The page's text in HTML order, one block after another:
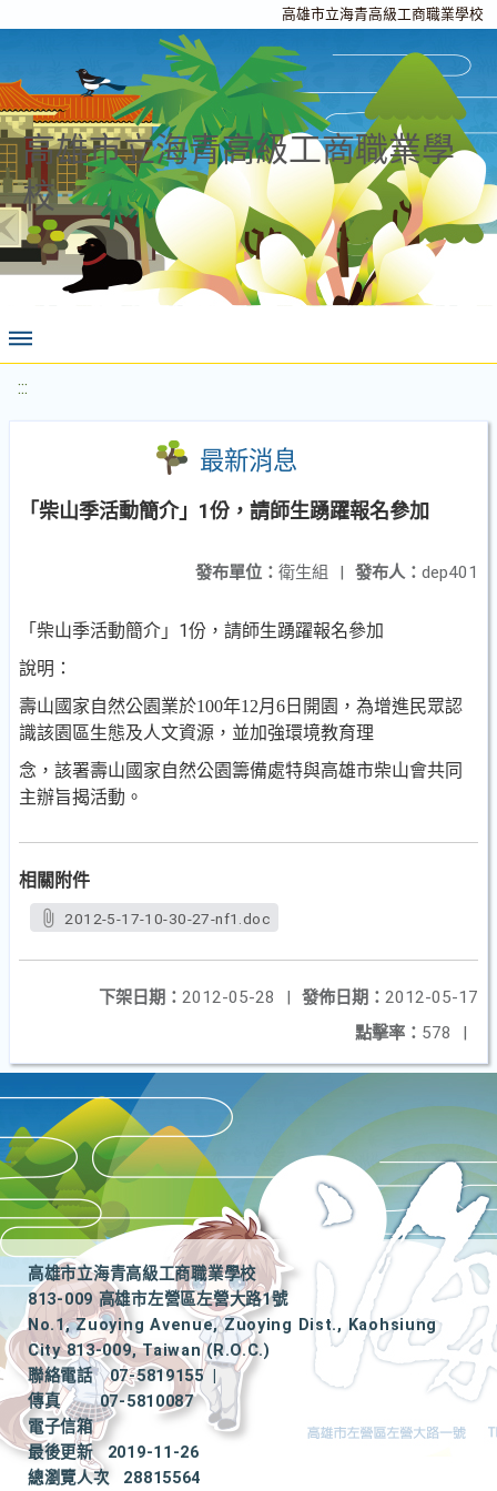
高雄市立海青高級工商職業學校
高雄市立海青高級工商職業學
校
:::
最新消息
「柴山季活動簡介」1份，請師生踴躍報名參加
發布人： dep401
發布單位： 衛生組 |
「柴山季活動簡介」1份，請師生踴躍報名參加
說明：
壽山國家自然公園業於100年12月 6 日開園，為增進民眾認
識該園區生態及人文資源，並加強環境教育理
念，該署壽山國家自然公園籌備處特與高雄市柴山會共同
主辦旨揭活動。
相關附件
2012-5-17-10-30-27-nf1.doc
發佈日期： 2012-05-17
下架日期： 2012-05-28
|
點擊率： 578 |
高雄市立海青高級工商職業學校
813-009 高雄市左營區左營大路1號
No.1, Zuoying Avenue, Zuoying Dist., Kaohsiung
City 813-009, Taiwan (R.O.C.)
聯絡電話
07-5819155
|
傳真
07-5810087
電子信箱
最後更新
2019-11-26
總瀏覽人次
28815564